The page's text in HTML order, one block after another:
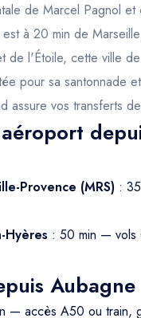
de Marcel Pagnol et
à 20 min de
de l'Étoile, cette ville
pour sa santonnade
assure vos transferts
Provence (MRS) :
Hyères : 50 min — vols
Aubagne
— accès A50 ou train,